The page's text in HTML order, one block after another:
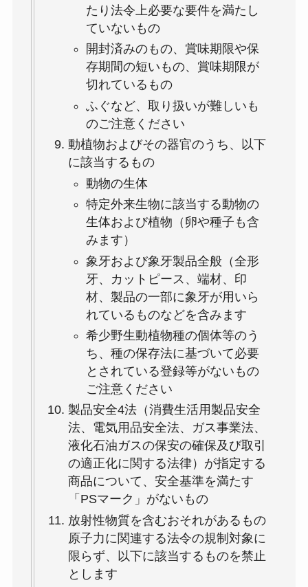
たり法令上必要な要件を満たし
ていないもの
開封済みのもの、賞味期限や保
存期間の短いもの、賞味期限が
切れているもの
ふぐなど、取り扱いが難しいも
のご注意ください
動植物およびその器官のうち、以下
に該当するもの
動物の生体
特定外来生物に該当する動物の
生体および植物（卵や種子も含
みます）
象牙および象牙製品全般（全形
牙、カットピース、端材、印
材、製品の一部に象牙が用いら
れているものなどを含みます
希少野生動植物種の個体等のう
ち、種の保存法に基づいて必要
とされている登録等がないもの
ご注意ください
製品安全4法（消費生活用製品安全
法、電気用品安全法、ガス事業法、
液化石油ガスの保安の確保及び取引
の適正化に関する法律）が指定する
商品について、安全基準を満たす
「PSマーク」がないもの
放射性物質を含むおそれがあるもの
原子力に関連する法令の規制対象に
限らず、以下に該当するものを禁止
とします